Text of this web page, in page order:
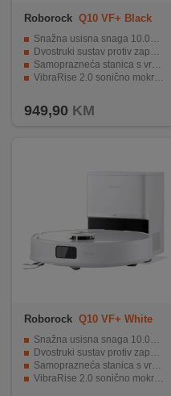
Roborock Q10 VF+ Black
Snažna usisna snaga 10.000 Pa
Dvostruki sustav protiv zapetljavanja (glavna i bočna četka)
Samoprazneća stanica s vrećicom od 2,7 L (do 7 tjedana bez pražnjenja)
VibraRise 2.0 sonično mokro čišćenje (do 3000 vibracija/min)
949,90 KM
Roborock Q10 VF+ White
Snažna usisna snaga 10.000 Pa
Dvostruki sustav protiv zapetljavanja (glavna i bočna četka)
Samoprazneća stanica s vrećicom od 2,7 L (do 7 tjedana bez pražnjenja)
VibraRise 2.0 sonično mokro čišćenje (do 3000 vibracija/min)